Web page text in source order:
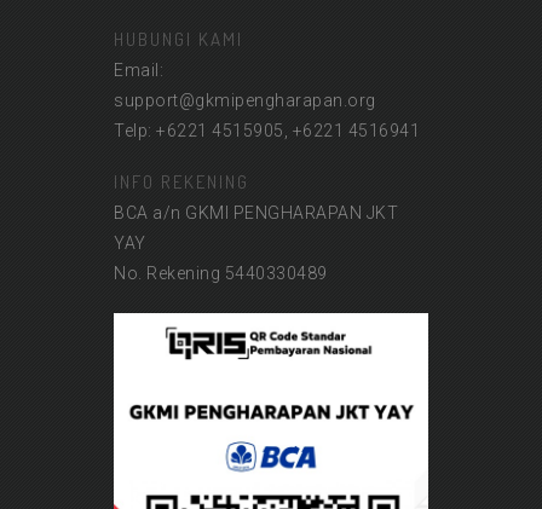
HUBUNGI KAMI
Email:
support@gkmipengharapan.org
Telp: +6221 4515905, +6221 4516941
INFO REKENING
BCA a/n GKMI PENGHARAPAN JKT
YAY
No. Rekening 5440330489